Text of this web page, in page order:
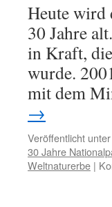
Heute wird
30 Jahre
in Kraft,
wurde.
mit dem
→
Veröffentlicht unter
30 Jahre
Weltnaturerbe |